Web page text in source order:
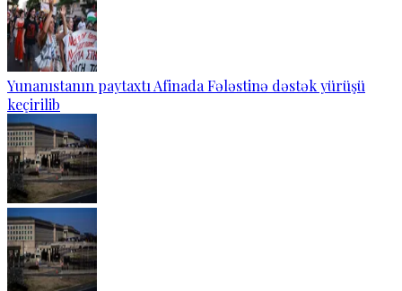
Yunanıstanın paytaxtı Afinada Fələstinə dəstək yürüşü
keçirilib